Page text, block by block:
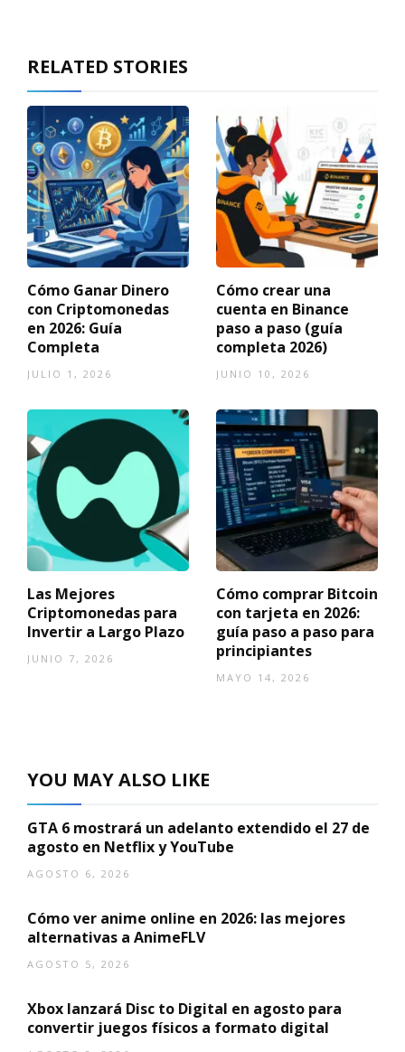
RELATED STORIES
Cómo Ganar Dinero
con Criptomonedas
en 2026: Guía
Completa
JULIO 1, 2026
Cómo crear una
cuenta en Binance
paso a paso (guía
completa 2026)
JUNIO 10, 2026
Las Mejores
Criptomonedas para
Invertir a Largo Plazo
JUNIO 7, 2026
Cómo comprar Bitcoin
con tarjeta en 2026:
guía paso a paso para
principiantes
MAYO 14, 2026
YOU MAY ALSO LIKE
GTA 6 mostrará un adelanto extendido el 27 de
agosto en Netflix y YouTube
AGOSTO 6, 2026
Cómo ver anime online en 2026: las mejores
alternativas a AnimeFLV
AGOSTO 5, 2026
Xbox lanzará Disc to Digital en agosto para
convertir juegos físicos a formato digital